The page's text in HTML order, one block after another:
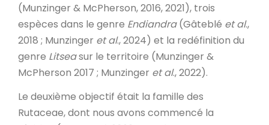
(Munzinger & McPherson, 2016, 2021), trois
espèces dans le genre Endiandra(Gâteblé et al.,
2018 ; Munzinger et al., 2024) et la redéfinition du
genre Litseasur le territoire (Munzinger &
McPherson 2017 ; Munzinger et al., 2022).
Le deuxième objectif était la famille des
Rutaceae, dont nous avons commencé la